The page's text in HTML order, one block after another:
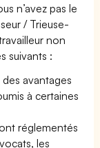
n’avez pas le
/ Trieuse-
non
suivants :
avantages
à certaines
réglementés
les